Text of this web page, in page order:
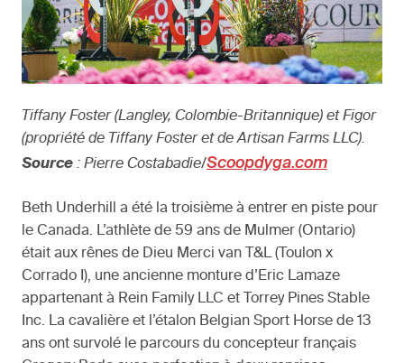
Tiffany Foster (Langley, Colombie-Britannique) et Figor
(propriété de Tiffany Foster et de Artisan Farms LLC).
Source : Pierre Costabadie/Scoopdyga.com
Beth Underhill a été la troisième à entrer en piste pour
le Canada. L’athlète de 59 ans de Mulmer (Ontario)
était aux rênes de Dieu Merci van T&L (Toulon x
Corrado I), une ancienne monture d’Eric Lamaze
appartenant à Rein Family LLC et Torrey Pines Stable
Inc. La cavalière et l’étalon Belgian Sport Horse de 13
ans ont survolé le parcours du concepteur français